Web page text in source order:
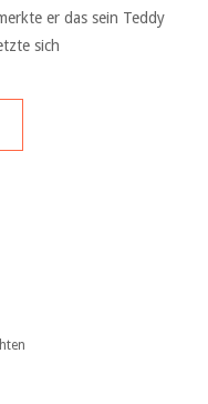
er das sein Teddy
sich